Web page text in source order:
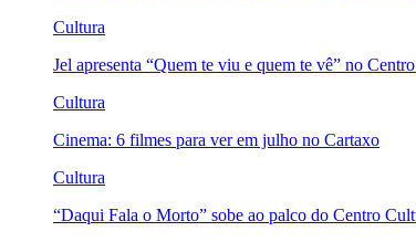
Cultura
Jel apresenta “Quem te viu e quem te vê” no
Cultura
Cinema: 6 filmes para ver em julho no Cartaxo
Cultura
“Daqui Fala o Morto” sobe ao palco do Centro